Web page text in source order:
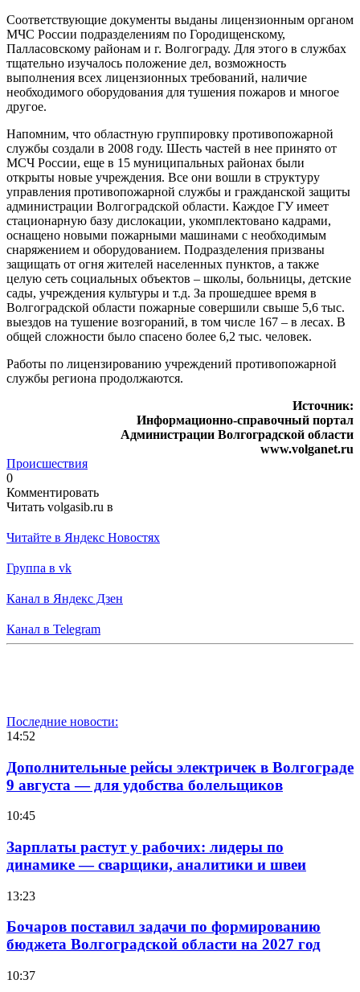
Соответствующие документы выданы лицензионным органом
МЧС России подразделениям по Городищенскому,
Палласовскому районам и г. Волгограду. Для этого в службах
тщательно изучалось положение дел, возможность
выполнения всех лицензионных требований, наличие
необходимого оборудования для тушения пожаров и многое
другое.
Напомним, что областную группировку противопожарной
службы создали в 2008 году. Шесть частей в нее принято от
МСЧ России, еще в 15 муниципальных районах были
открыты новые учреждения. Все они вошли в структуру
управления противопожарной службы и гражданской защиты
администрации Волгоградской области. Каждое ГУ имеет
стационарную базу дислокации, укомплектовано кадрами,
оснащено новыми пожарными машинами с необходимым
снаряжением и оборудованием. Подразделения призваны
защищать от огня жителей населенных пунктов, а также
целую сеть социальных объектов – школы, больницы, детские
сады, учреждения культуры и т.д. За прошедшее время в
Волгоградской области пожарные совершили свыше 5,6 тыс.
выездов на тушение возгораний, в том числе 167 – в лесах. В
общей сложности было спасено более 6,2 тыс. человек.
Работы по лицензированию учреждений противопожарной
службы региона продолжаются.
Источник:
Информационно-справочный портал
Администрации Волгоградской области
www.volganet.ru
Происшествия
0
Комментировать
Читать volgasib.ru в
Читайте в Яндекс Новостях
Группа в vk
Канал в Яндекс Дзен
Канал в Telegram
Последние новости:
14:52
Дополнительные рейсы электричек в Волгограде
9 августа — для удобства болельщиков
10:45
Зарплаты растут у рабочих: лидеры по
динамике — сварщики, аналитики и швеи
13:23
Бочаров поставил задачи по формированию
бюджета Волгоградской области на 2027 год
10:37